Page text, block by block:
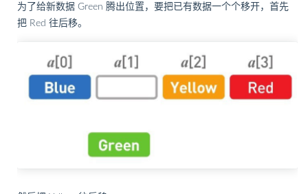
为了给新数据 Green 腾出位置，要把已有数据一个个移开，首先
把 Red 往后移。